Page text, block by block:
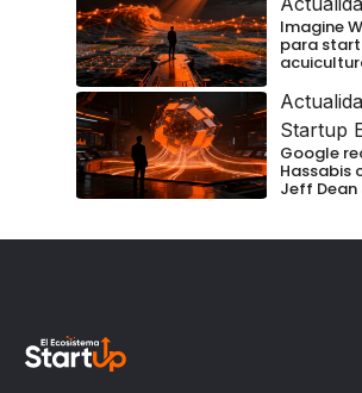
Imagine
para
Startup
Google
Hassabis
Jeff Dean